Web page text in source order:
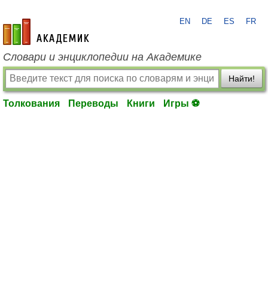
academic.ru
EN DE ES FR
Словари и энциклопедии на Академике
Найти!
Толкования Переводы Книги Игры ⚽